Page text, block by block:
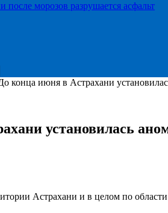
после морозов разрушается асфальт
конца июня в Астрахани
установилась
Астрахани и в целом по